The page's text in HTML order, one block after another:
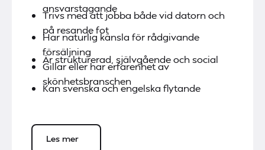
ansvarstagande
Trivs med att jobba både vid datorn och
på resande fot
Har naturlig känsla för rådgivande
försäljning
Är strukturerad, självgående och social
Gillar eller har erfarenhet av
skönhetsbranschen
Kan svenska och engelska flytande
Les mer